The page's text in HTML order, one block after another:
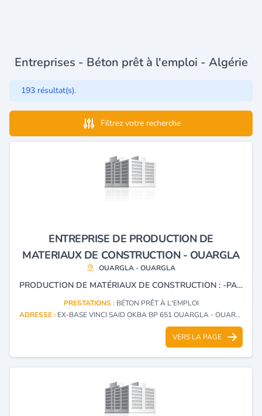
Entreprises - Béton prêt à l'emploi - Algérie
193 résultat(s).
Filtrez votre recherche
ENTREPRISE DE PRODUCTION DE
MATERIAUX DE CONSTRUCTION - OUARGLA
OUARGLA - OUARGLA
PRODUCTION DE MATÉRIAUX DE CONSTRUCTION : -PANNEAUX EN POLYSTYRÈNE -BÉTON PRÊT À L'EMPLOI -CHARPENTES MÉTALLIQUES -ÉLÉMENTS DE DÉCORATION URBAINE -LOCATION D'ENGINS.
PRESTATIONS : BÉTON PRÊT À L'EMPLOI
ADRESSE : EX-BASE VINCI SAID OKBA BP 651 OUARGLA - OUARGLA
VERS LA PAGE